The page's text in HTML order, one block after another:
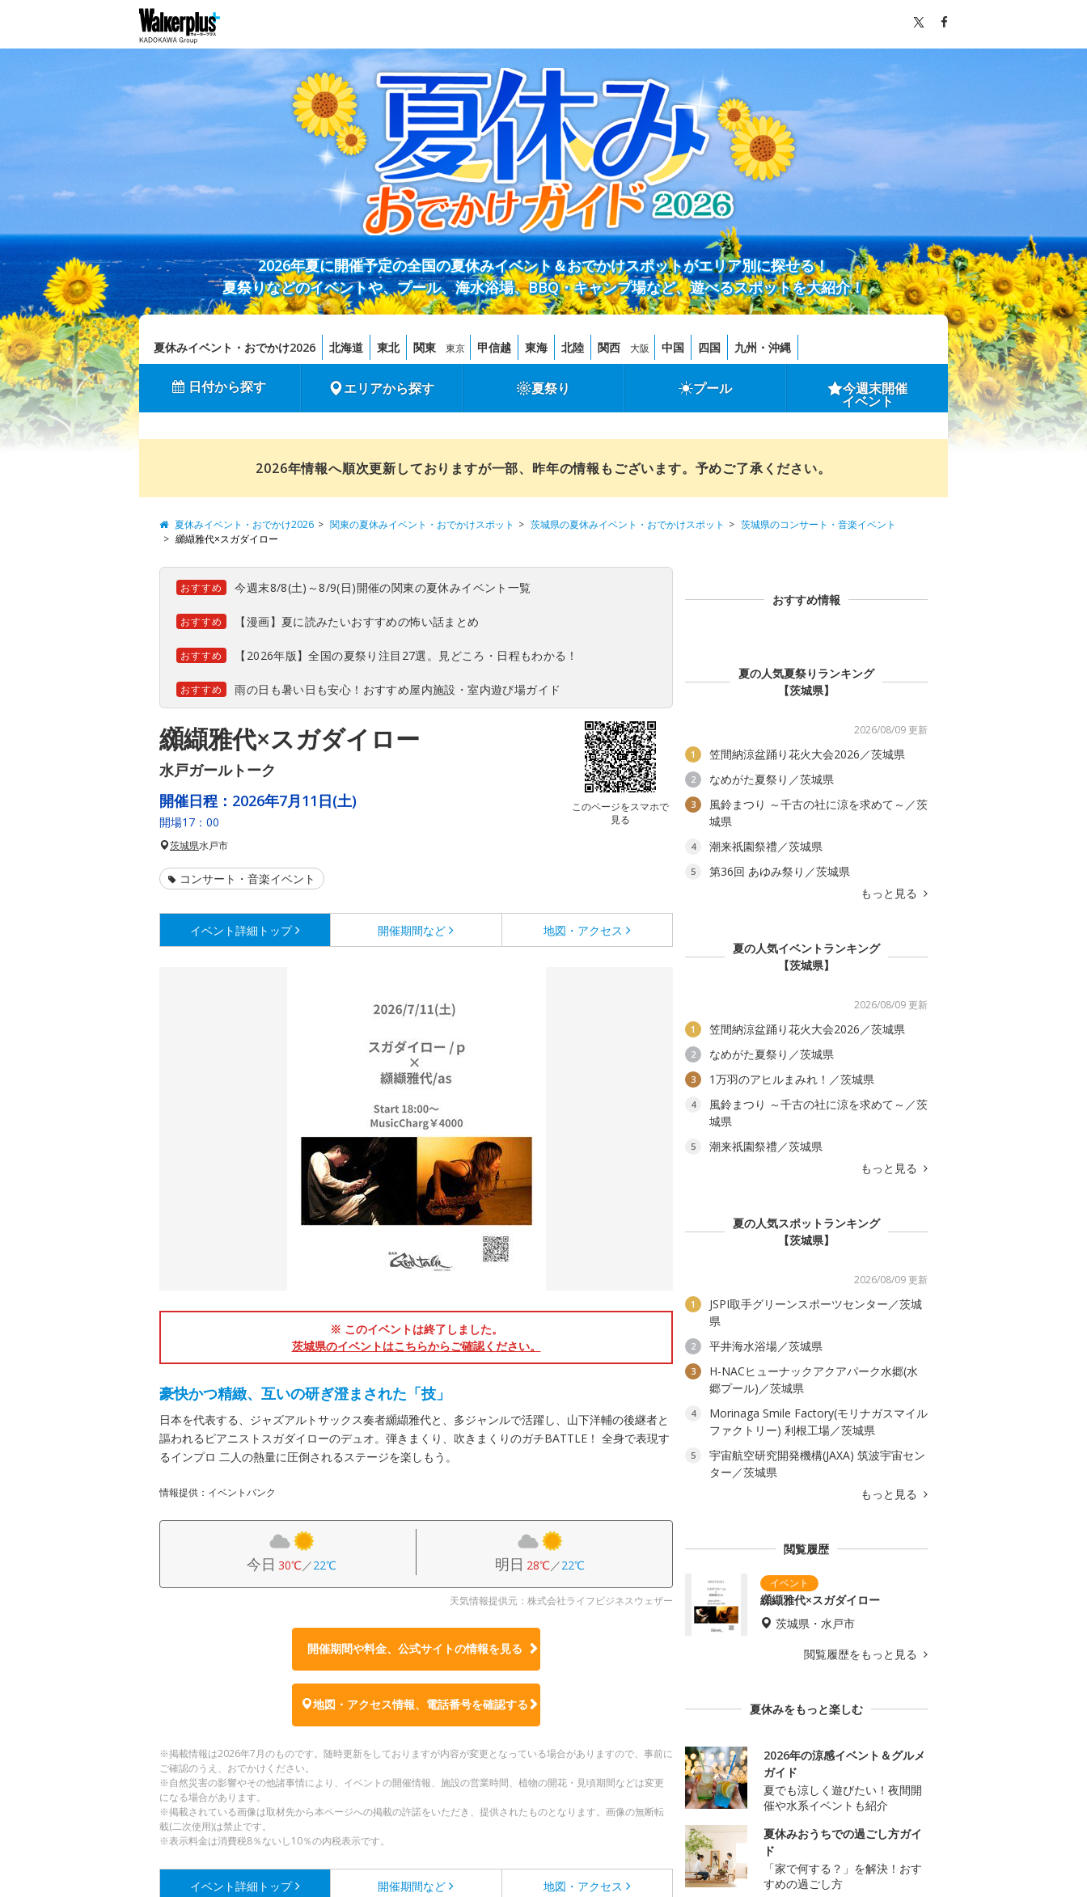
2026年夏に開催予定の全国の夏休みイベント＆おでかけスポットがエリア別に探せる！
夏祭りなどのイベントや、プール、海水浴場、BBQ・キャンプ場など、遊べるスポットを大紹介！
夏休みイベント・おでかけ2026 北海道 東北 関東 東京 甲信越 東海 北陸 関西 大阪 中国 四国 九州・沖縄
日付から探す エリアから探す 夏祭り プール 今週末開催
イベント
2026年情報へ順次更新しておりますが一部、昨年の情報もございます。予めご了承ください。
夏休みイベント・おでかけ2026 関東の夏休みイベント・おでかけスポット 茨城県の夏休みイベント・おでかけスポット
茨城県のコンサート・音楽イベント
纐纈雅代×スガダイロー
おすすめ 今週末8/8(土)～8/9(日)開催の関東の夏休みイベント一覧
おすすめ 【漫画】夏に読みたいおすすめの怖い話まとめ
おすすめ 【2026年版】全国の夏祭り注目27選。見どころ・日程もわかる！
おすすめ 雨の日も暑い日も安心！おすすめ屋内施設・室内遊び場ガイド
纐纈雅代×スガダイロー
水戸ガールトーク
このページをスマホで
見る
開催日程： 2026年7月11日(土)
開場17：00
茨城県水戸市
コンサート・音楽イベント
イベント詳細 トップ 開催期間など 地図・アクセス
※ このイベントは終了しました。
茨城県のイベントはこちらからご確認ください。
豪快かつ精緻、互いの研ぎ澄まされた「技」
日本を代表する、ジャズアルトサックス奏者纐纈雅代と、多ジャンルで活躍し、山下洋輔の後継者と
謳われるピアニストスガダイローのデュオ。弾きまくり、吹きまくりのガチBATTLE！ 全身で表現す
るインプロ 二人の熱量に圧倒されるステージを楽しもう。
情報提供：イベントバンク
今日 30℃／22℃ 明日 28℃／22℃
天気情報提供元：株式会社ライフビジネスウェザー
開催期間や料金、公式サイトの情報を見る
地図・アクセス情報、電話番号を確認する
※掲載情報は2026年7月のものです。随時更新をしておりますが内容が変更となっている場合がありますので、事前に
ご確認のうえ、おでかけください。
※自然災害の影響やその他諸事情により、イベントの開催情報、施設の営業時間、植物の開花・見頃期間などは変更
になる場合があります。
※掲載されている画像は取材先から本ページへの掲載の許諾をいただき、提供されたものとなります。画像の無断転
載(二次使用)は禁止です。
※表示料金は消費税8％ないし10％の内税表示です。
イベント詳細 トップ 開催期間など 地図・アクセス
おすすめ情報
夏の人気夏祭りランキング
【茨城県】
2026/08/09 更新
1 笠間納涼盆踊り花火大会2026／茨城県
2 なめがた夏祭り／茨城県
3
風鈴まつり ～千古の社に涼を求めて～／茨
城県
4 潮来祇園祭禮／茨城県
5
第36回 あゆみ祭り／茨城県
もっと見る
夏の人気イベントランキング
【茨城県】
2026/08/09 更新
1 笠間納涼盆踊り花火大会2026／茨城県
2 なめがた夏祭り／茨城県
3 1万羽のアヒルまみれ！／茨城県
4
風鈴まつり ～千古の社に涼を求めて～／茨
城県
5
潮来祇園祭禮／茨城県
もっと見る
夏の人気スポットランキング
【茨城県】
2026/08/09 更新
1
JSPI取手グリーンスポーツセンター／茨城
県
2 平井海水浴場／茨城県
3
H-NACヒューナックアクアパーク水郷(水
郷プール)／茨城県
4
Morinaga Smile Factory(モリナガスマイル
ファクトリー) 利根工場／茨城県
5
宇宙航空研究開発機構(JAXA) 筑波宇宙セン
ター／茨城県
もっと見る
閲覧履歴
纐纈雅代×スガダイロー
茨城県・水戸市
閲覧履歴をもっと見る
夏休みをもっと楽しむ
2026年の涼感イベント＆グルメ
ガイド
夏でも涼しく遊びたい！夜間開
催や水系イベントも紹介
夏休みおうちでの過ごし方ガイ
ド
「家で何する？」を解決！おす
すめの過ごし方